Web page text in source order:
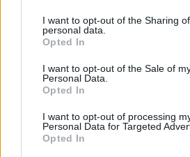
I want to opt-out of the Sharing
personal data.
Opted In
I want to opt-out of the Sale of
Personal Data.
Opted In
I want to opt-out of processing
Personal Data for Targeted
Opted In
Χρηματιστήριο: Στις 2.618,95
Δείκτης Τιμών, με άνοδο 0,40%
07/08/2026 - 13:07
Έρευνα ΕΟΤ: Η Ελλάδα στις
των Ευρωπαίων ταξιδιωτών
Χρηματιστήριο: Στις 2.623,19